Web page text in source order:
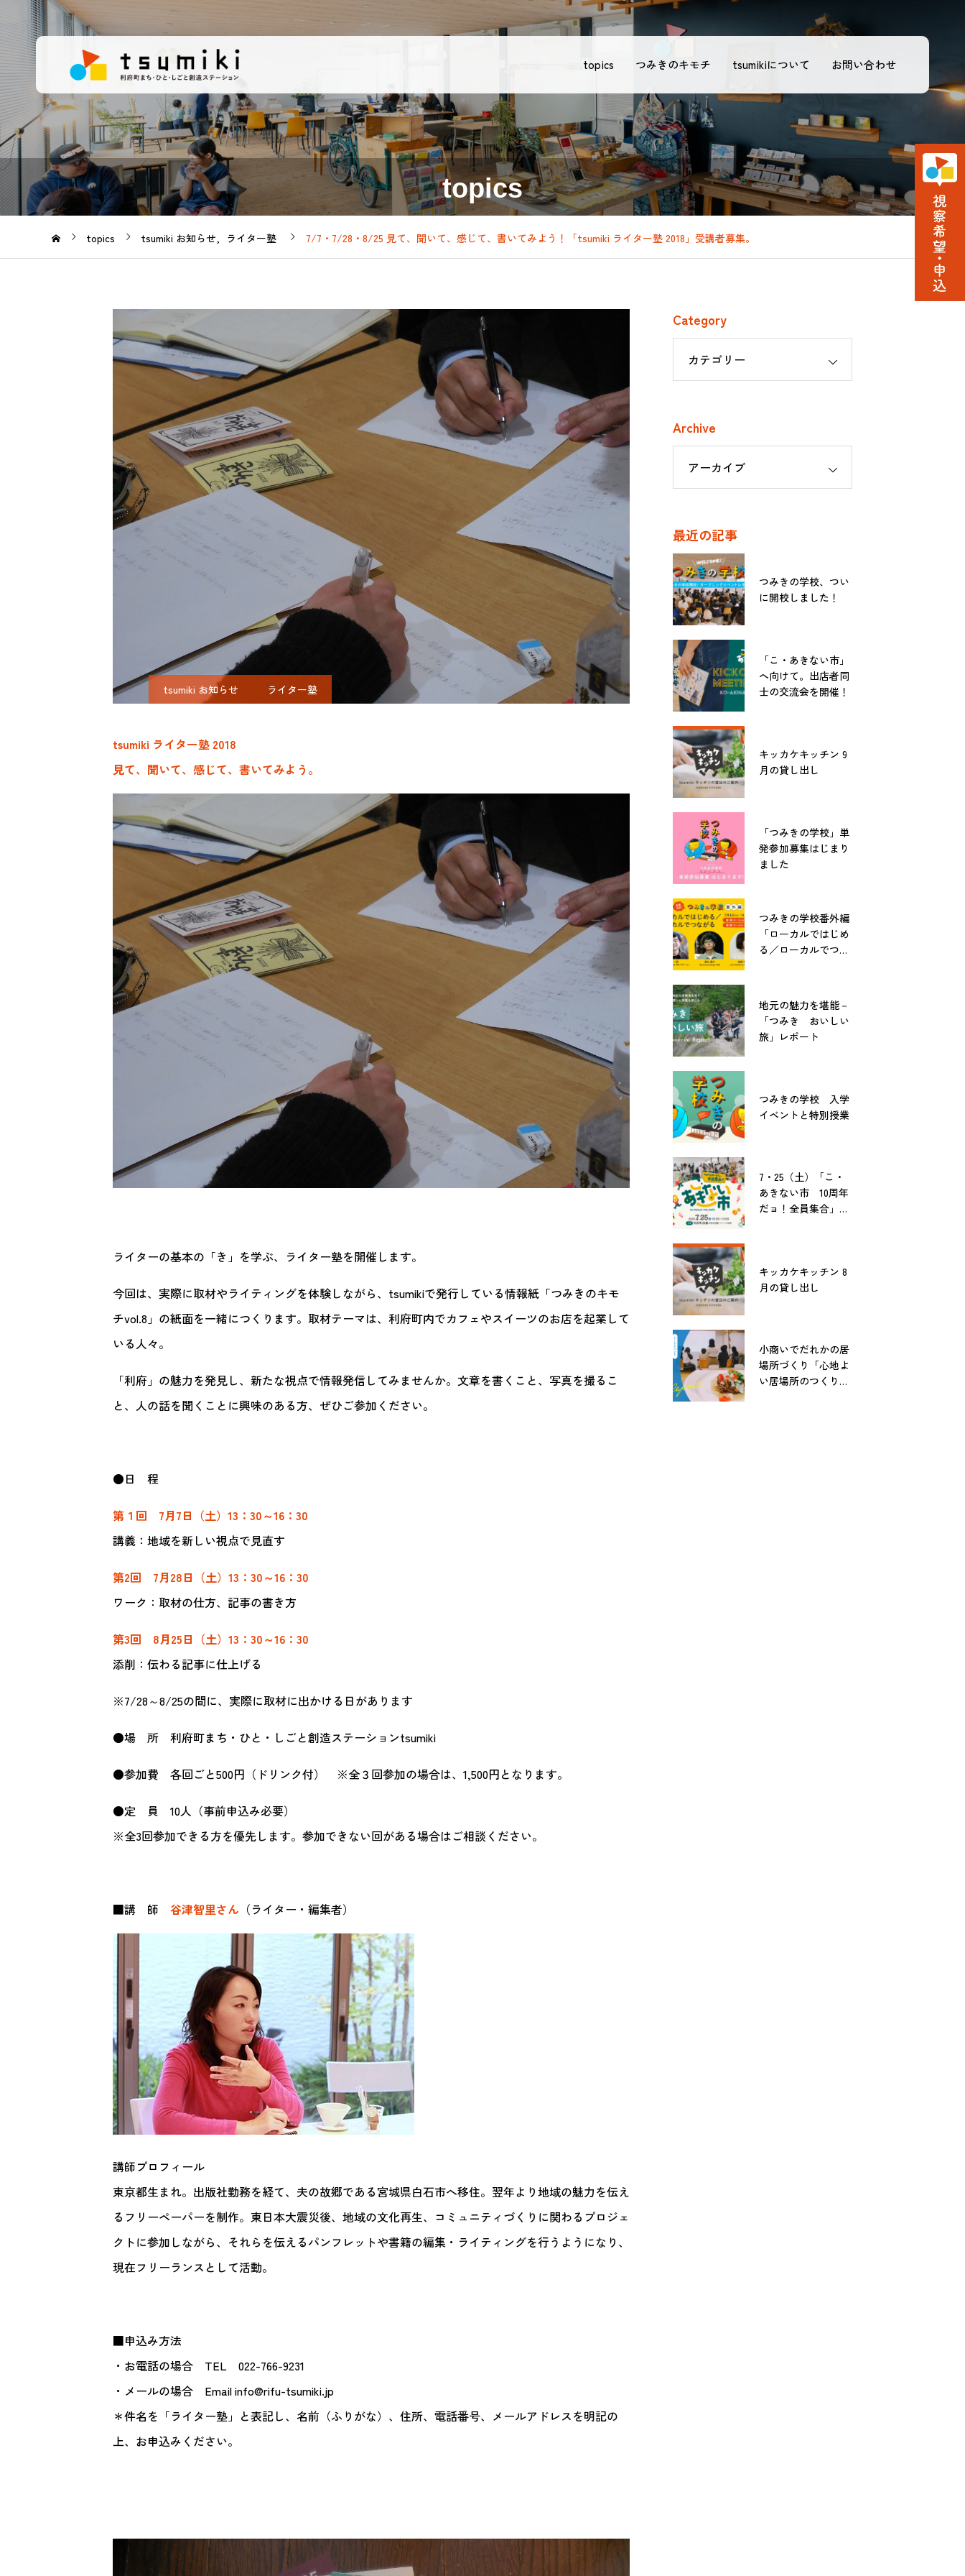
topics つみきのキモチ tsumikiについて お問い合わせ
topics
topics tsumiki お知らせ ライター塾 7/7・7/28・8/25 見て、聞いて、感じて、書いてみよう！「tsumiki ライター塾 2018」受講者募集。
tsumiki お知らせ ライター塾
tsumiki ライター塾 2018
見て、聞いて、感じて、書いてみよう。
ライターの基本の「き」を学ぶ、ライター塾を開催します。
今回は、実際に取材やライティングを体験しながら、tsumikiで発行している情報紙「つみきのキモ
チvol.8」の紙面を一緒につくります。取材テーマは、利府町内でカフェやスイーツのお店を起業して
いる人々。
「利府」の魅力を発見し、新たな視点で情報発信してみませんか。文章を書くこと、写真を撮るこ
と、人の話を聞くことに興味のある方、ぜひご参加ください。
●日 程
第１回 7月7日（土）13：30～16：30
講義：地域を新しい視点で見直す
第2回 7月28日（土）13：30～16：30
ワーク：取材の仕方、記事の書き方
第3回 8月25日（土）13：30～16：30
添削：伝わる記事に仕上げる
※7/28～8/25の間に、実際に取材に出かける日があります
●場 所 利府町まち・ひと・しごと創造ステーションtsumiki
●参加費 各回ごと500円（ドリンク付） ※全３回参加の場合は、1,500円となります。
●定 員 10人（事前申込み必要）
※全3回参加できる方を優先します。参加できない回がある場合はご相談ください。
■講 師 谷津智里さん （ライター・編集者）
講師プロフィール
東京都生まれ。出版社勤務を経て、夫の故郷である宮城県白石市へ移住。翌年より地域の魅力を伝え
るフリーペーパーを制作。東日本大震災後、地域の文化再生、コミュニティづくりに関わるプロジェ
クトに参加しながら、それらを伝えるパンフレットや書籍の編集・ライティングを行うようになり、
現在フリーランスとして活動。
■申込み方法
・お電話の場合 TEL 022-766-9231
・メールの場合 Email info@rifu-tsumiki.jp
＊件名を「ライター塾」と表記し、名前（ふりがな）、住所、電話番号、メールアドレスを明記の
上、お申込みください。
Category
Archive
最近の記事
つみきの学校、つい
に開校しました！
「こ・あきない市」
へ向けて。出店者同
士の交流会を開催！
キッカケキッチン 9
月の貸し出し
「つみきの学校」単
発参加募集はじまり
ました
つみきの学校番外編
「ローカルではじめ
る／ローカルでつな
地元の魅力を堪能－
「つみき おいしい
旅」レポート
つみきの学校 入学
イベントと特別授業
7・25（土）「こ・
あきない市 10周年
だョ！全員集合」開
キッカケキッチン 8
月の貸し出し
小商いでだれかの居
場所づくり「心地よ
い居場所のつくりか